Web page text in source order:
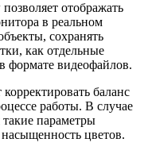
отображать
в реальном
сохранять
как отдельные
формате видеофайлов.
баланс
работы. В случае
параметры
насыщенность цветов.